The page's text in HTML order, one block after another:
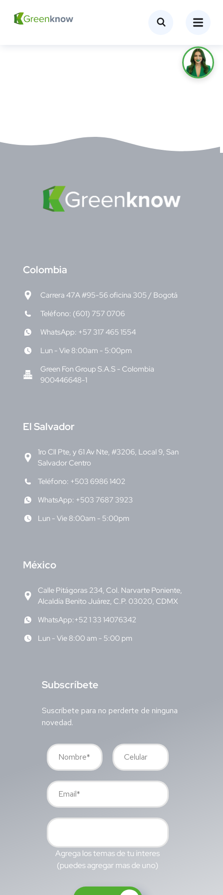
Colombia
Carrera 47A #95-56 oficina 305 / Bogotá
Teléfono: (601) 757 0706
WhatsApp: +57 317 465 1554
Lun - Vie 8:00am - 5:00pm
Green Fon Group S.A.S - Colombia
900446648-1
El Salvador
1ro Cll Pte, y 61 Av Nte, #3206, Local 9, San
Salvador Centro
Teléfono: +503 6986 1402
WhatsApp: +503 7687 3923
Lun - Vie 8:00am - 5:00pm
México
Calle Pitágoras 234, Col. Narvarte Poniente,
Alcaldía Benito Juárez, C.P. 03020, CDMX
WhatsApp:+52 1 33 14076342
Lun - Vie 8:00 am - 5:00 pm
Subscríbete
Suscríbete para no perderte de ninguna
novedad.
Agrega los temas de tu interes
(puedes agregar mas de uno)